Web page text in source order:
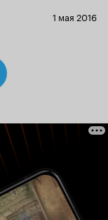
1 мая 2016